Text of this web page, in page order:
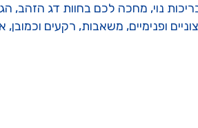
ופנימיים, משאבות, רקעים